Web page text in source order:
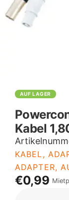
AUF LAGER
Kabel
KABEL,
ADAPTER,
€0,99